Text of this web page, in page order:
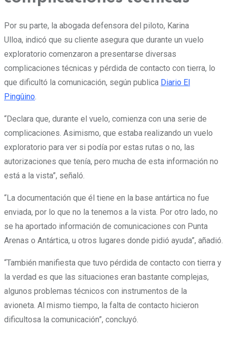
Por su parte, la abogada defensora del piloto, Karina
Ulloa, indicó que su cliente asegura que durante un vuelo
exploratorio comenzaron a presentarse diversas
complicaciones técnicas y pérdida de contacto con tierra, lo
que dificultó la comunicación, según publica Diario El
Pingûino.
“Declara que, durante el vuelo, comienza con una serie de
complicaciones. Asimismo, que estaba realizando un vuelo
exploratorio para ver si podía por estas rutas o no, las
autorizaciones que tenía, pero mucha de esta información no
está a la vista”, señaló.
“La documentación que él tiene en la base antártica no fue
enviada, por lo que no la tenemos a la vista. Por otro lado, no
se ha aportado información de comunicaciones con Punta
Arenas o Antártica, u otros lugares donde pidió ayuda”, añadió.
“También manifiesta que tuvo pérdida de contacto con tierra y
la verdad es que las situaciones eran bastante complejas,
algunos problemas técnicos con instrumentos de la
avioneta. Al mismo tiempo, la falta de contacto hicieron
dificultosa la comunicación”, concluyó.